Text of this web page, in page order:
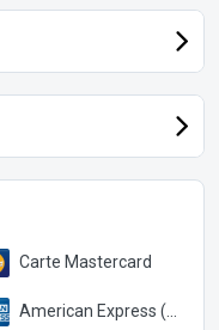
Carte Mastercard
American Express (Paypal)